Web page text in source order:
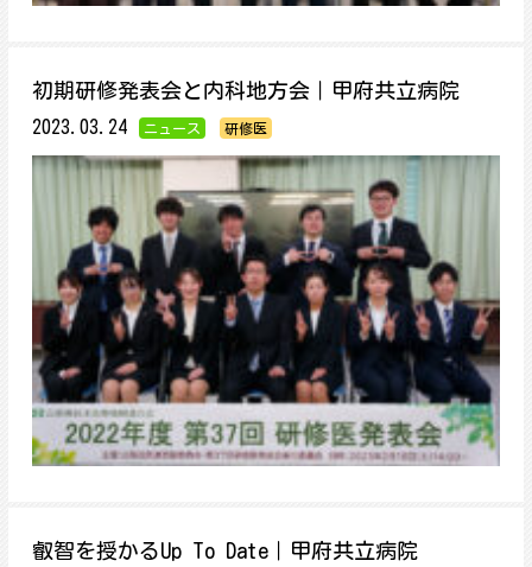
初期研修発表会と内科地方会｜甲府共立病院
2023.03.24 ニュース 研修医
叡智を授かるUp To Date｜甲府共立病院